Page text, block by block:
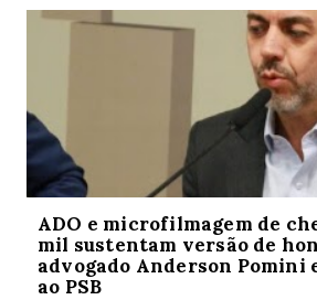
ADO e microfilmagem de
mil sustentam versão de
advogado Anderson Pomini
ao PSB